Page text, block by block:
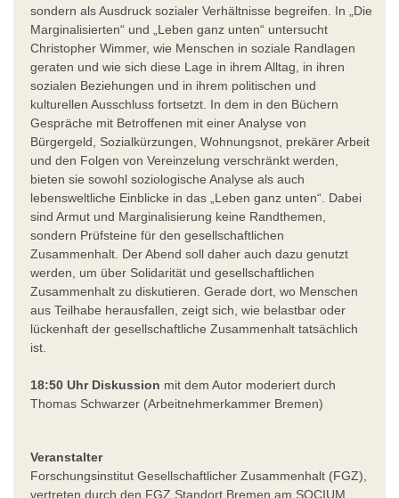
sondern als Ausdruck sozialer Verhältnisse begreifen. In „Die
Marginalisierten“ und „Leben ganz unten“ untersucht
Christopher Wimmer, wie Menschen in soziale Randlagen
geraten und wie sich diese Lage in ihrem Alltag, in ihren
sozialen Beziehungen und in ihrem politischen und
kulturellen Ausschluss fortsetzt. In dem in den Büchern
Gespräche mit Betroffenen mit einer Analyse von
Bürgergeld, Sozialkürzungen, Wohnungsnot, prekärer Arbeit
und den Folgen von Vereinzelung verschränkt werden,
bieten sie sowohl soziologische Analyse als auch
lebensweltliche Einblicke in das „Leben ganz unten“. Dabei
sind Armut und Marginalisierung keine Randthemen,
sondern Prüfsteine für den gesellschaftlichen
Zusammenhalt. Der Abend soll daher auch dazu genutzt
werden, um über Solidarität und gesellschaftlichen
Zusammenhalt zu diskutieren. Gerade dort, wo Menschen
aus Teilhabe herausfallen, zeigt sich, wie belastbar oder
lückenhaft der gesellschaftliche Zusammenhalt tatsächlich
ist.
18:50 Uhr Diskussion mit dem Autor moderiert durch
Thomas Schwarzer (Arbeitnehmerkammer Bremen)
Veranstalter
Forschungsinstitut Gesellschaftlicher Zusammenhalt (FGZ),
vertreten durch den FGZ Standort Bremen am SOCIUM